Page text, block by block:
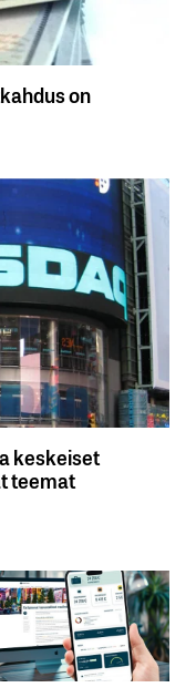
on
keskeiset
teemat